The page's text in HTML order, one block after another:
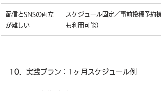
配信とSNSの両立
が難しい
スケジュール固定／事前投稿予約
も利用可能）
10． 実践プラン：1ヶ月スケジュール例